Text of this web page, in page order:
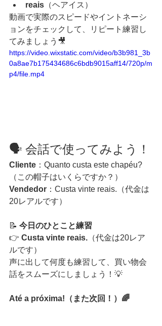
reais （ヘアイス）
動画で実際のスピードやイントネーシ
ョンをチェックして、リピート練習し
てみましょう🎥
https://video.wixstatic.com/video/b3b981_3b
0a8ae7b175434686c6bdb9015aff14/720p/m
p4/file.mp4
🗣️ 会話で使ってみよう！
Cliente ：Quanto custa este chapéu?
（この帽子はいくらですか？）
Vendedor ：Custa vinte reais.（代金は
20レアルです）
📝 今日のひとこと練習
👉 Custa vinte reais. （代金は20レア
ルです）
声に出して何度も練習して、買い物会
話をスムーズにしましょう！💡
Até a próxima!（また次回！）🌈